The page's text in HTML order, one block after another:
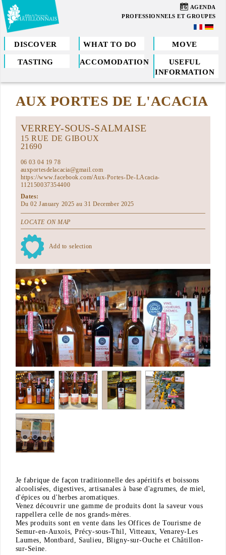
Skip
to
main
content
06 AGENDA
PROFESSIONNELS ET GROUPES
DISCOVER WHAT TO DO MOVE
TASTING ACCOMODATION
USEFUL
INFORMATION
You
are
hereAUX PORTES DE L'ACACIA
VERREY-SOUS-SALMAISE
15 RUE DE GIBOUX
21690
06 03 04 19 78
auxportesdelacacia@gmail.com
https://www.facebook.com/Aux-Portes-De-LAcacia-
112150037354400
Dates:
Du 02 January 2025 au 31 December 2025
LOCATE ON MAP
Add to selection
Je fabrique de façon traditionnelle des apéritifs et boissons
alcoolisées, digestives, artisanales à base d'agrumes, de miel,
d'épices ou d'herbes aromatiques.
Venez découvrir une gamme de produits dont la saveur vous
rappellera celle de nos grands-mères.
Mes produits sont en vente dans les Offices de Tourisme de
Semur-en-Auxois, Précy-sous-Thil, Vitteaux, Venarey-Les
Laumes, Montbard, Saulieu, Bligny-sur-Ouche et Châtillon-
sur-Seine.